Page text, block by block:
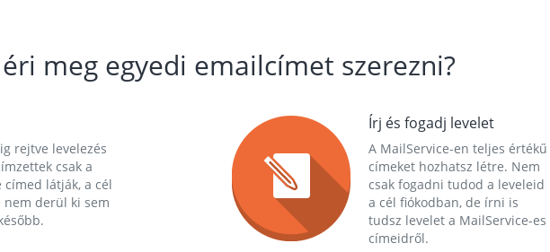
meg egyedi emailcímet szerezni?
rejtve levelezés
csak a
címed látják, a cél
nem derül ki sem
Írj és fogadj levelet
A MailService-en teljes értékű
címeket hozhatsz létre. Nem
csak fogadni tudod a leveleid
a cél fiókodban, de írni is
tudsz levelet a MailService-es
címeidről.